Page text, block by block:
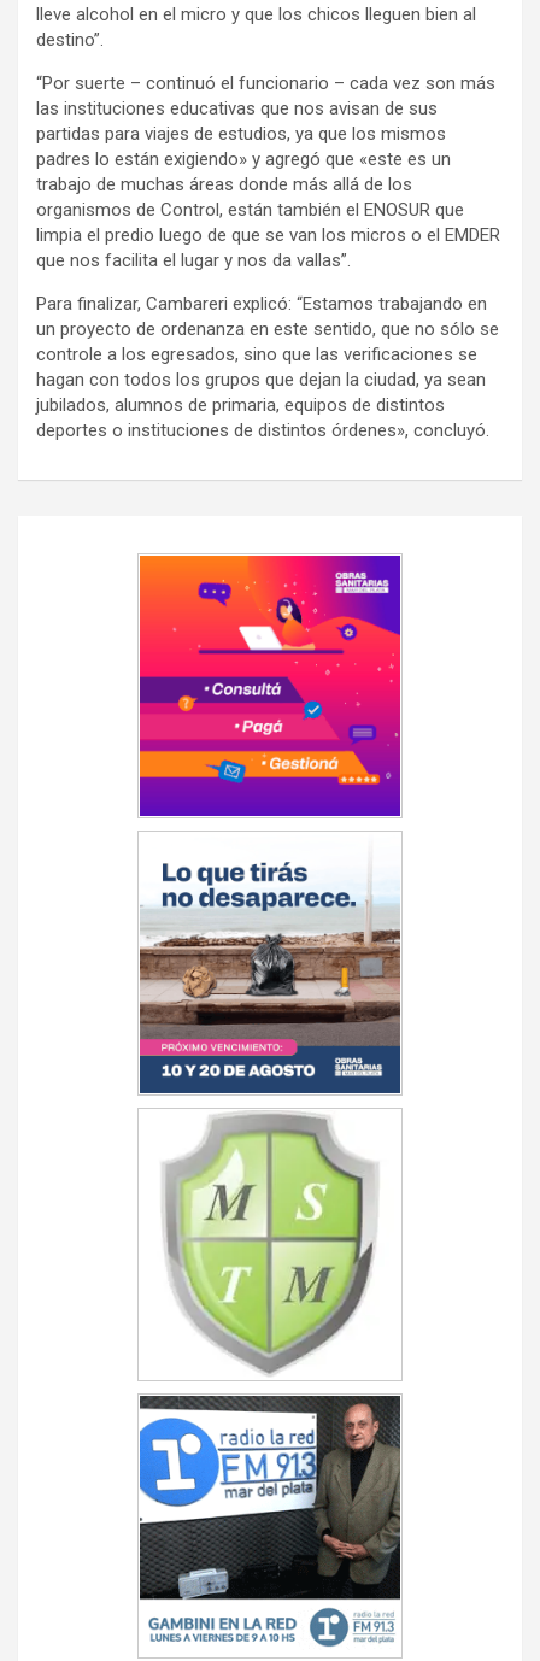
lleve alcohol en el micro y que los chicos lleguen bien al
destino”.
“Por suerte – continuó el funcionario – cada vez son más
las instituciones educativas que nos avisan de sus
partidas para viajes de estudios, ya que los mismos
padres lo están exigiendo» y agregó que «este es un
trabajo de muchas áreas donde más allá de los
organismos de Control, están también el ENOSUR que
limpia el predio luego de que se van los micros o el EMDER
que nos facilita el lugar y nos da vallas”.
Para finalizar, Cambareri explicó: “Estamos trabajando en
un proyecto de ordenanza en este sentido, que no sólo se
controle a los egresados, sino que las verificaciones se
hagan con todos los grupos que dejan la ciudad, ya sean
jubilados, alumnos de primaria, equipos de distintos
deportes o instituciones de distintos órdenes», concluyó.